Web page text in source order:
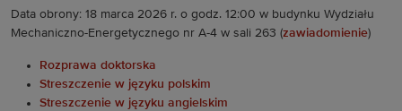
Data obrony: 18 marca 2026 r. o godz. 12:00 w budynku Wydziału
Mechaniczno-Energetycznego nr A-4 w sali 263 (zawiadomienie)
Rozprawa doktorska
Streszczenie w języku polskim
Streszczenie w języku angielskim